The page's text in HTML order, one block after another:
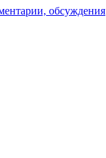
обсуждения